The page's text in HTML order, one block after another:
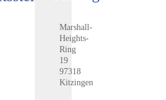
Marshall-
Heights-
Ring
19
97318
Kitzingen